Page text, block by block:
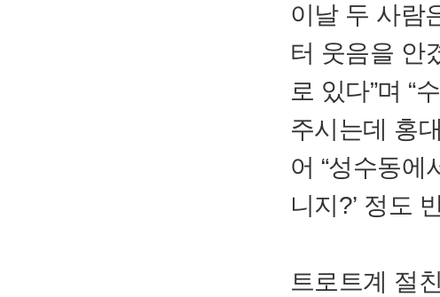
이날 두 사람
터 웃음을 안
로 있다”며 “
주시는데 홍
어 “성수동에
니지?’ 정도
트로트계 절